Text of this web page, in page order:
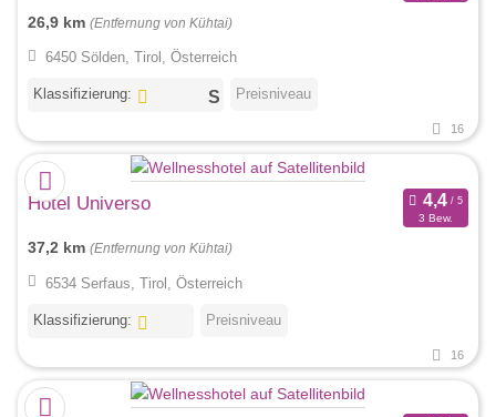
26,9 km (Entfernung von Kühtai)
6450 Sölden, Tirol, Österreich
Klassifizierung: Preisniveau
16
Hotel Universo
3 Bew.
37,2 km (Entfernung von Kühtai)
6534 Serfaus, Tirol, Österreich
Klassifizierung: Preisniveau
16